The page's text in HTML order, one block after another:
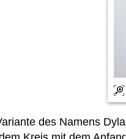
des Namens